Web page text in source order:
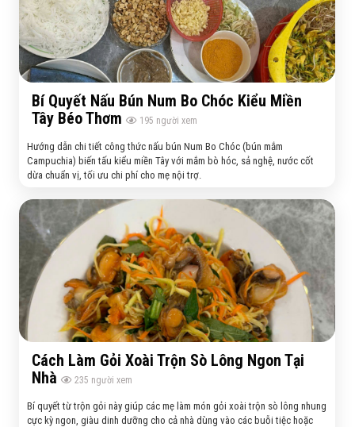
Bí Quyết Nấu Bún Num Bo Chóc Kiểu Miền
Tây Béo Thơm
195 người xem
Hướng dẫn chi tiết công thức nấu bún Num Bo Chóc (bún mắm
Campuchia) biến tấu kiểu miền Tây với mắm bò hóc, sả nghệ, nước cốt
dừa chuẩn vị, tối ưu chi phí cho mẹ nội trợ.
Cách Làm Gỏi Xoài Trộn Sò Lông Ngon Tại
Nhà
235 người xem
Bí quyết từ trộn gỏi này giúp các mẹ làm món gỏi xoài trộn sò lông nhung
cực kỳ ngon, giàu dinh dưỡng cho cả nhà dùng vào các buỗi tiệc hoặc